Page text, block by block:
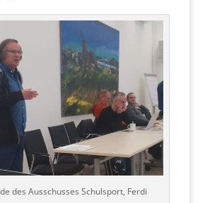
des Ausschusses Schulsport, Ferdi